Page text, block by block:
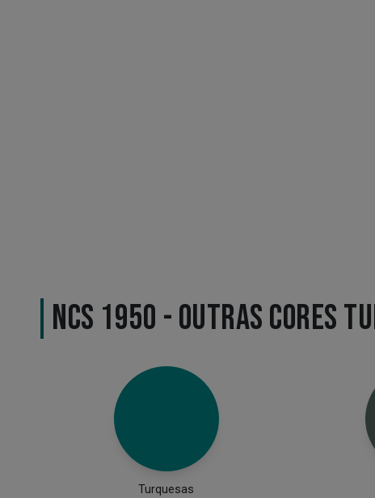
NCS 1950 - OUTRAS CORES
Turquesas